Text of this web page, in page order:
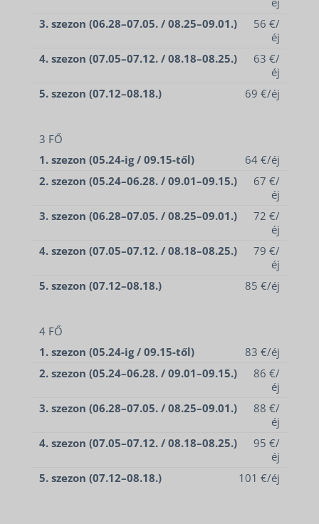
SZÁLLÁSOK
KAPCSOLAT
3. szezon (06.28–07.05. / 08.25–09.01.)
56 €/
éj
4. szezon (07.05–07.12. / 08.18–08.25.)
63 €/
éj
5. szezon (07.12–08.18.)
69 €/éj
3 FŐ
1. szezon (05.24-ig / 09.15-től)
64 €/éj
2. szezon (05.24–06.28. / 09.01–09.15.)
67 €/
éj
3. szezon (06.28–07.05. / 08.25–09.01.)
72 €/
éj
4. szezon (07.05–07.12. / 08.18–08.25.)
79 €/
éj
5. szezon (07.12–08.18.)
85 €/éj
4 FŐ
1. szezon (05.24-ig / 09.15-től)
83 €/éj
2. szezon (05.24–06.28. / 09.01–09.15.)
86 €/
éj
3. szezon (06.28–07.05. / 08.25–09.01.)
88 €/
éj
4. szezon (07.05–07.12. / 08.18–08.25.)
95 €/
éj
5. szezon (07.12–08.18.)
101 €/éj